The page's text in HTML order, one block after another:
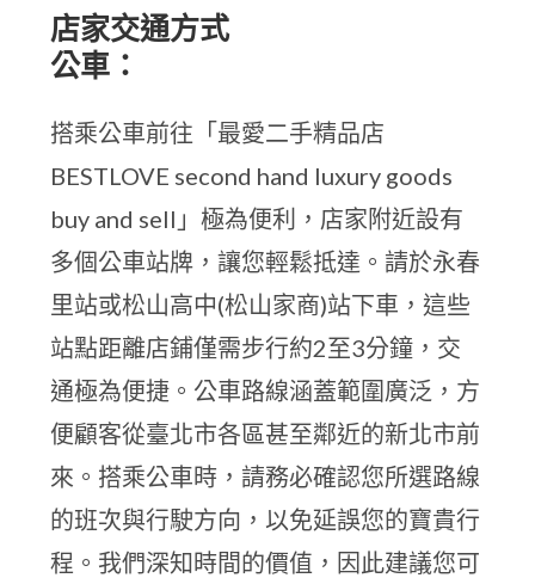
店家交通方式
公車：
搭乘公車前往「最愛二手精品店
BESTLOVE second hand luxury goods
buy and sell」極為便利，店家附近設有
多個公車站牌，讓您輕鬆抵達。請於永春
里站或松山高中(松山家商)站下車，這些
站點距離店鋪僅需步行約2至3分鐘，交
通極為便捷。公車路線涵蓋範圍廣泛，方
便顧客從臺北市各區甚至鄰近的新北市前
來。搭乘公車時，請務必確認您所選路線
的班次與行駛方向，以免延誤您的寶貴行
程。我們深知時間的價值，因此建議您可